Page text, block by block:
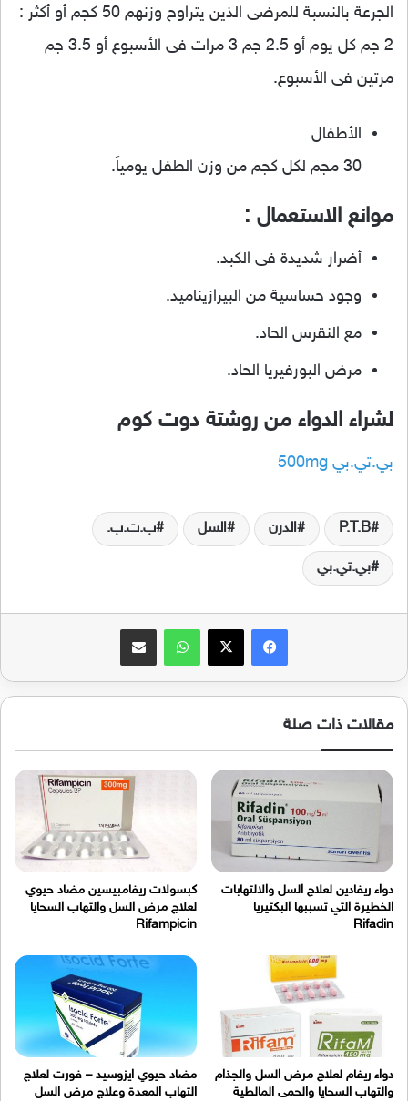
الجرعة بالنسبة للمرضى الذين يتراوح وزنهم 50 كجم أو أكثر :
2 جم كل يوم أو 2.5 جم 3 مرات فى الأسبوع أو 3.5 جم
مرتين فى الأسبوع.
الأطفال
30 مجم لكل كجم من وزن الطفل يومياً.
موانع الاستعمال :
أضرار شديدة فى الكبد.
وجود حساسية من البيرازيناميد.
مع النقرس الحاد.
مرض البورفيريا الحاد.
لشراء الدواء من روشتة دوت كوم
بي.تي.بي 500mg
P.T.B الدرن السل ب.ت.ب.
بي.تي.بي
فيسبوك واتساب
مقالات ذات صلة
دواء ريفادين لعلاج السل والالتهابات
الخطيرة التي تسببها البكتيريا
Rifadin
كبسولات ريفامبيسين مضاد حيوي
لعلاج مرض السل والتهاب السحايا
Rifampicin
دواء ريفام لعلاج مرض السل والجذام
والتهاب السحايا والحمى المالطية
مضاد حيوي ايزوسيد – فورت لعلاج
التهاب المعدة وعلاج مرض السل